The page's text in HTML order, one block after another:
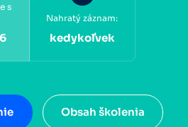
s
Nahratý záznam:
kedykoľvek
Obsah školenia